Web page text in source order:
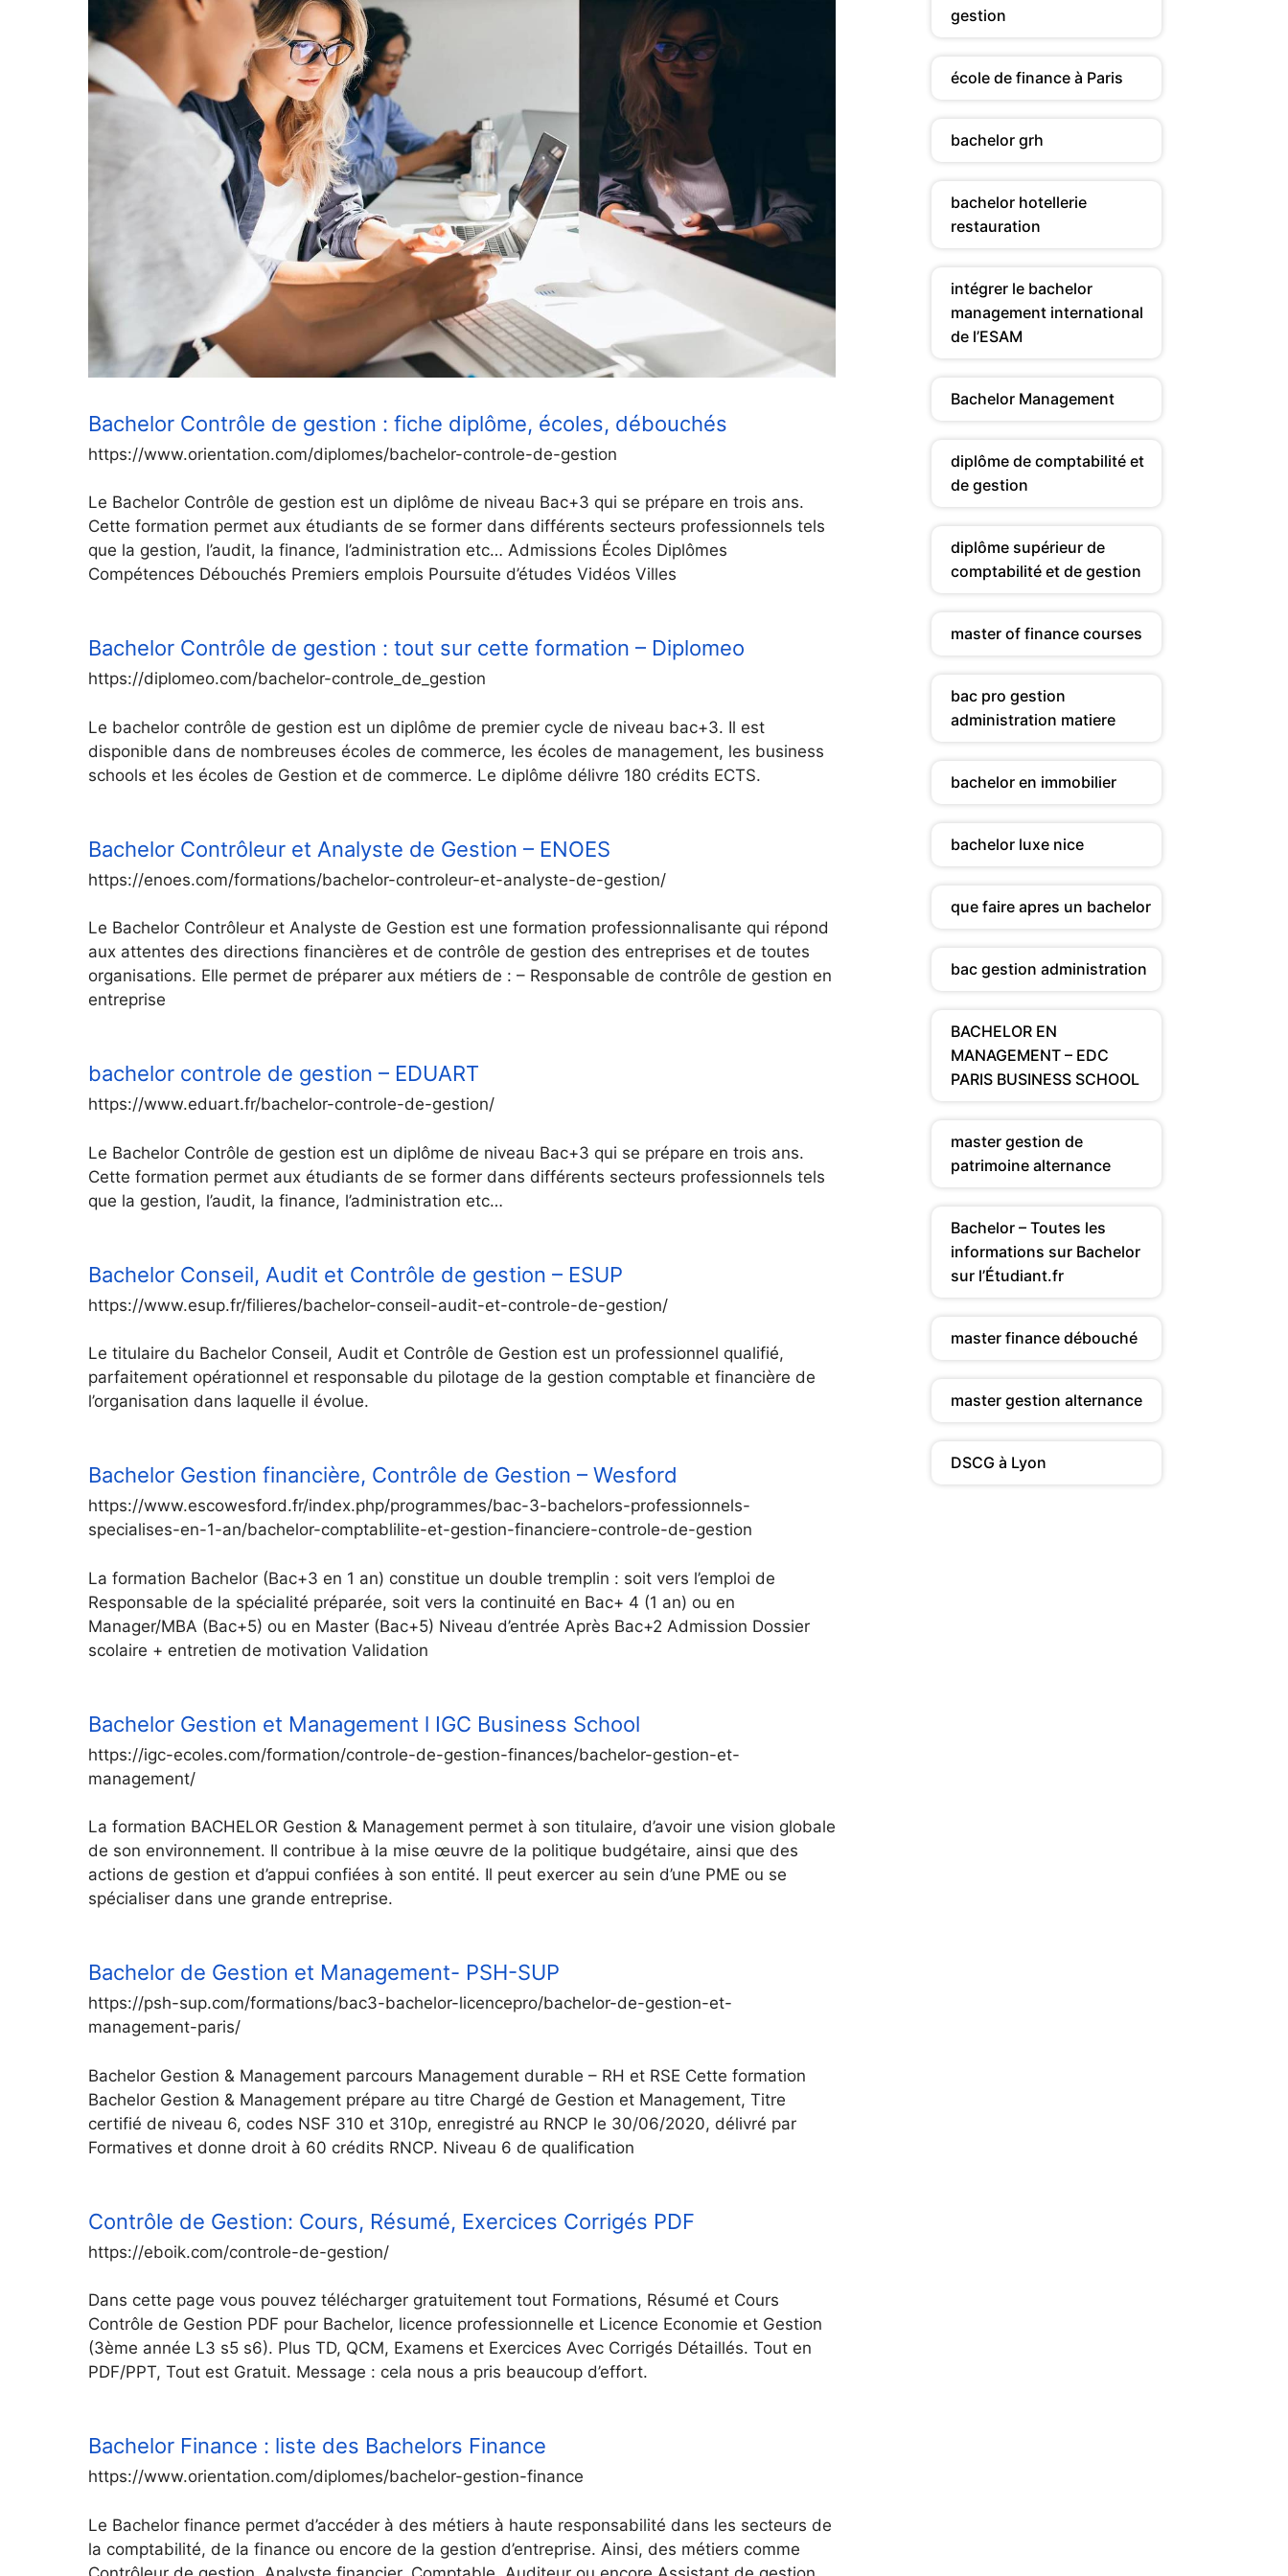
Bachelor Contrôle de gestion : fiche diplôme, écoles, débouchés
https://www.orientation.com/diplomes/bachelor-controle-de-gestion
Le Bachelor Contrôle de gestion est un diplôme de niveau Bac+3 qui se prépare en trois ans.
Cette formation permet aux étudiants de se former dans différents secteurs professionnels tels
que la gestion, l’audit, la finance, l’administration etc… Admissions Écoles Diplômes
Compétences Débouchés Premiers emplois Poursuite d’études Vidéos Villes
Bachelor Contrôle de gestion : tout sur cette formation – Diplomeo
https://diplomeo.com/bachelor-controle_de_gestion
Le bachelor contrôle de gestion est un diplôme de premier cycle de niveau bac+3. Il est
disponible dans de nombreuses écoles de commerce, les écoles de management, les business
schools et les écoles de Gestion et de commerce. Le diplôme délivre 180 crédits ECTS.
Bachelor Contrôleur et Analyste de Gestion – ENOES
https://enoes.com/formations/bachelor-controleur-et-analyste-de-gestion/
Le Bachelor Contrôleur et Analyste de Gestion est une formation professionnalisante qui répond
aux attentes des directions financières et de contrôle de gestion des entreprises et de toutes
organisations. Elle permet de préparer aux métiers de : – Responsable de contrôle de gestion en
entreprise
bachelor controle de gestion – EDUART
https://www.eduart.fr/bachelor-controle-de-gestion/
Le Bachelor Contrôle de gestion est un diplôme de niveau Bac+3 qui se prépare en trois ans.
Cette formation permet aux étudiants de se former dans différents secteurs professionnels tels
que la gestion, l’audit, la finance, l’administration etc…
Bachelor Conseil, Audit et Contrôle de gestion – ESUP
https://www.esup.fr/filieres/bachelor-conseil-audit-et-controle-de-gestion/
Le titulaire du Bachelor Conseil, Audit et Contrôle de Gestion est un professionnel qualifié,
parfaitement opérationnel et responsable du pilotage de la gestion comptable et financière de
l’organisation dans laquelle il évolue.
Bachelor Gestion financière, Contrôle de Gestion – Wesford
https://www.escowesford.fr/index.php/programmes/bac-3-bachelors-professionnels-
specialises-en-1-an/bachelor-comptablilite-et-gestion-financiere-controle-de-gestion
La formation Bachelor (Bac+3 en 1 an) constitue un double tremplin : soit vers l’emploi de
Responsable de la spécialité préparée, soit vers la continuité en Bac+ 4 (1 an) ou en
Manager/MBA (Bac+5) ou en Master (Bac+5) Niveau d’entrée Après Bac+2 Admission Dossier
scolaire + entretien de motivation Validation
Bachelor Gestion et Management l IGC Business School
https://igc-ecoles.com/formation/controle-de-gestion-finances/bachelor-gestion-et-
management/
La formation BACHELOR Gestion & Management permet à son titulaire, d’avoir une vision globale
de son environnement. Il contribue à la mise œuvre de la politique budgétaire, ainsi que des
actions de gestion et d’appui confiées à son entité. Il peut exercer au sein d’une PME ou se
spécialiser dans une grande entreprise.
Bachelor de Gestion et Management- PSH-SUP
https://psh-sup.com/formations/bac3-bachelor-licencepro/bachelor-de-gestion-et-
management-paris/
Bachelor Gestion & Management parcours Management durable – RH et RSE Cette formation
Bachelor Gestion & Management prépare au titre Chargé de Gestion et Management, Titre
certifié de niveau 6, codes NSF 310 et 310p, enregistré au RNCP le 30/06/2020, délivré par
Formatives et donne droit à 60 crédits RNCP. Niveau 6 de qualification
Contrôle de Gestion: Cours, Résumé, Exercices Corrigés PDF
https://eboik.com/controle-de-gestion/
Dans cette page vous pouvez télécharger gratuitement tout Formations, Résumé et Cours
Contrôle de Gestion PDF pour Bachelor, licence professionnelle et Licence Economie et Gestion
(3ème année L3 s5 s6). Plus TD, QCM, Examens et Exercices Avec Corrigés Détaillés. Tout en
PDF/PPT, Tout est Gratuit. Message : cela nous a pris beaucoup d’effort.
Bachelor Finance : liste des Bachelors Finance
https://www.orientation.com/diplomes/bachelor-gestion-finance
Le Bachelor finance permet d’accéder à des métiers à haute responsabilité dans les secteurs de
la comptabilité, de la finance ou encore de la gestion d’entreprise. Ainsi, des métiers comme
gestion
école de finance à Paris
bachelor grh
bachelor hotellerie
restauration
intégrer le bachelor
management international
de l’ESAM
Bachelor Management
diplôme de comptabilité et
de gestion
diplôme supérieur de
comptabilité et de gestion
master of finance courses
bac pro gestion
administration matiere
bachelor en immobilier
bachelor luxe nice
que faire apres un bachelor
bac gestion administration
BACHELOR EN
MANAGEMENT – EDC
PARIS BUSINESS SCHOOL
master gestion de
patrimoine alternance
Bachelor – Toutes les
informations sur Bachelor
sur l’Étudiant.fr
master finance débouché
master gestion alternance
DSCG à Lyon